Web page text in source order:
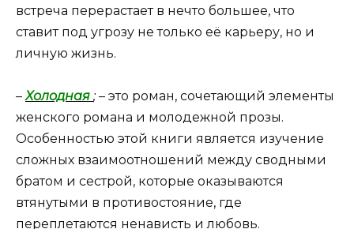
встреча перерастает в нечто большее, что
ставит под угрозу не только её карьеру, но и
личную жизнь.
–Холодная ;– это роман, сочетающий элементы
женского романа и молодежной прозы.
Особенностью этой книги является изучение
сложных взаимоотношений между сводными
братом и сестрой, которые оказываются
втянутыми в противостояние, где
переплетаются ненависть и любовь.